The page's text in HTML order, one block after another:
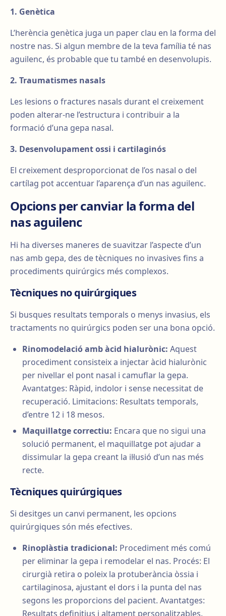
1. Genètica
L’herència genètica juga un paper clau en la forma del
nostre nas. Si algun membre de la teva família té nas
aguilenc, és probable que tu també en desenvolupis.
2. Traumatismes nasals
Les lesions o fractures nasals durant el creixement
poden alterar-ne l’estructura i contribuir a la
formació d’una gepa nasal.
3. Desenvolupament ossi i cartilaginós
El creixement desproporcionat de l’os nasal o del
cartílag pot accentuar l’aparença d’un nas aguilenc.
Opcions per canviar la forma del
nas aguilenc
Hi ha diverses maneres de suavitzar l’aspecte d’un
nas amb gepa, des de tècniques no invasives fins a
procediments quirúrgics més complexos.
Tècniques no quirúrgiques
Si busques resultats temporals o menys invasius, els
tractaments no quirúrgics poden ser una bona opció.
Rinomodelació amb àcid hialurònic: Aquest
procediment consisteix a injectar àcid hialurònic
per nivellar el pont nasal i camuflar la gepa.
Avantatges: Ràpid, indolor i sense necessitat de
recuperació. Limitacions: Resultats temporals,
d’entre 12 i 18 mesos.
Maquillatge correctiu: Encara que no sigui una
solució permanent, el maquillatge pot ajudar a
dissimular la gepa creant la il·lusió d’un nas més
recte.
Tècniques quirúrgiques
Si desitges un canvi permanent, les opcions
quirúrgiques són més efectives.
Rinoplàstia tradicional: Procediment més comú
per eliminar la gepa i remodelar el nas. Procés: El
cirurgià retira o poleix la protuberància òssia i
cartilaginosa, ajustant el dors i la punta del nas
segons les proporcions del pacient. Avantatges:
Resultats definitius i altament personalitzables.